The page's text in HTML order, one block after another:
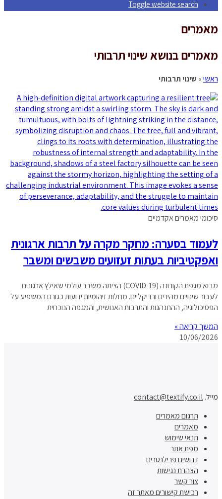
Toggle website search
מאמרים
מאמרים בנושא שינוי תרבותי
ראשי» שינוי תרבותי
סיכומי מאמרים אקדמיים
לעמוד בסערה: מחקר מקרה על תרבות ארגונית
ואפקטיביות בעתות זעזועים משבשים ומשבר
מבוא מגפת הקורונה (COVID-19) הציתה משבר עולמי שאילץ ארגונים
לעבור שינויים מהירים ורדיקליים. מחלות זיהומיות ידועות כגורם המשפיע על
הפסיכולוגיה, ההתנהגות והתרבות האנושית, והמגפה הנוכחית
המשך קריאה »
10/06/2026
מייל. contact@textify.co.il
תרגום מאמרים
מאמרים
תנאי שימוש
מפת אתר
דרושים פרילנסרים
הצהרת נגישות
צור קשר
רכישת קישורים מאתר זה